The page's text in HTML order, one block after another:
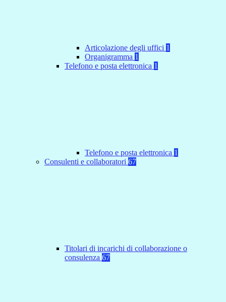
Articolazione degli uffici 1
Organigramma 1
Telefono e posta elettronica 1
Telefono e posta elettronica 1
Consulenti e collaboratori 67
Titolari di incarichi di collaborazione o
consulenza 67